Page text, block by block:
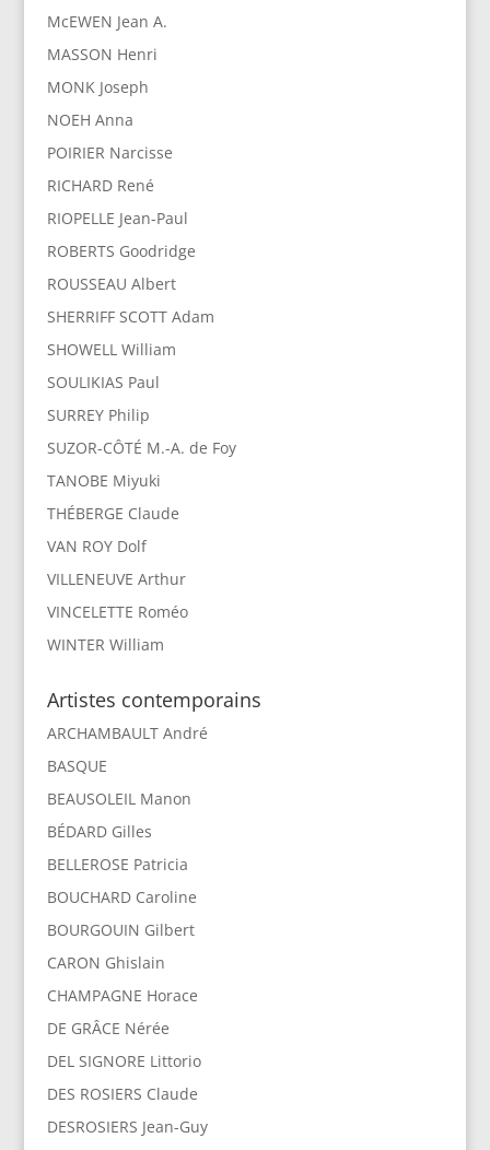
McEWEN Jean A.
MASSON Henri
MONK Joseph
NOEH Anna
POIRIER Narcisse
RICHARD René
RIOPELLE Jean-Paul
ROBERTS Goodridge
ROUSSEAU Albert
SHERRIFF SCOTT Adam
SHOWELL William
SOULIKIAS Paul
SURREY Philip
SUZOR-CÔTÉ M.-A. de Foy
TANOBE Miyuki
THÉBERGE Claude
VAN ROY Dolf
VILLENEUVE Arthur
VINCELETTE Roméo
WINTER William
Artistes contemporains
ARCHAMBAULT André
BASQUE
BEAUSOLEIL Manon
BÉDARD Gilles
BELLEROSE Patricia
BOUCHARD Caroline
BOURGOUIN Gilbert
CARON Ghislain
CHAMPAGNE Horace
DE GRÂCE Nérée
DEL SIGNORE Littorio
DES ROSIERS Claude
DESROSIERS Jean-Guy